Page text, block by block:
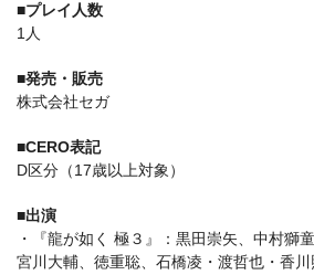
■プレイ人数
1人
■発売・販売
株式会社セガ
■CERO表記
D区分（17歳以上対象）
■出演
・『龍が如く 極３』：黒田崇矢、中村獅
宮川大輔、徳重聡、石橋凌・渡哲也・香川